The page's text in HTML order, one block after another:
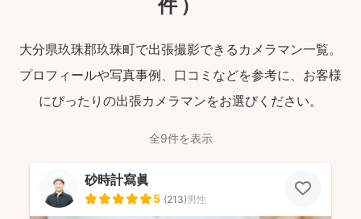
件）
大分県玖珠郡玖珠町で出張撮影できるカメラマン一覧。
プロフィールや写真事例、口コミなどを参考に、お客様
にぴったりの出張カメラマンをお選びください。
全9件を表示
砂時計寫眞
5 (213)男性